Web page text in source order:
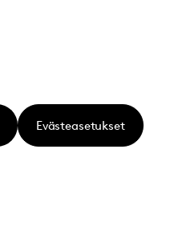
Evästeasetukset